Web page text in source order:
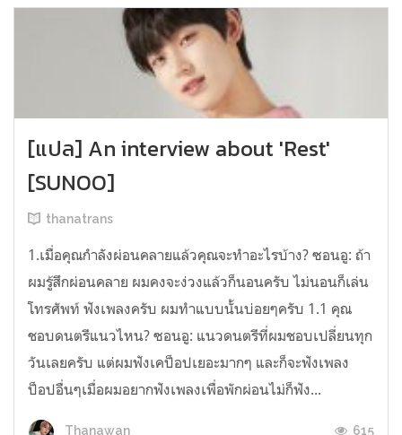
[แปล] An interview about 'Rest'
[SUNOO]
thanatrans
1.เมื่อคุณกำลังผ่อนคลายแล้วคุณจะทำอะไรบ้าง? ซอนอู: ถ้า
ผมรู้สึกผ่อนคลาย ผมคงจะง่วงแล้วก็นอนครับ ไม่นอนก็เล่น
โทรศัพท์ ฟังเพลงครับ ผมทำแบบนั้นบ่อยๆครับ 1.1 คุณ
ชอบดนตรีแนวไหน? ซอนอู: แนวดนตรีที่ผมชอบเปลี่ยนทุก
วันเลยครับ แต่ผมฟังเคป็อปเยอะมากๆ และก็จะฟังเพลง
ป็อปอื่นๆเมื่อผมอยากฟังเพลงเพื่อพักผ่อนไม่ก็ฟัง...
Thanawan 615